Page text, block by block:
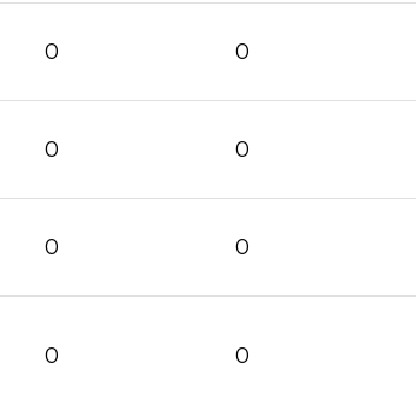
0 0
0 0
0 0
0 0